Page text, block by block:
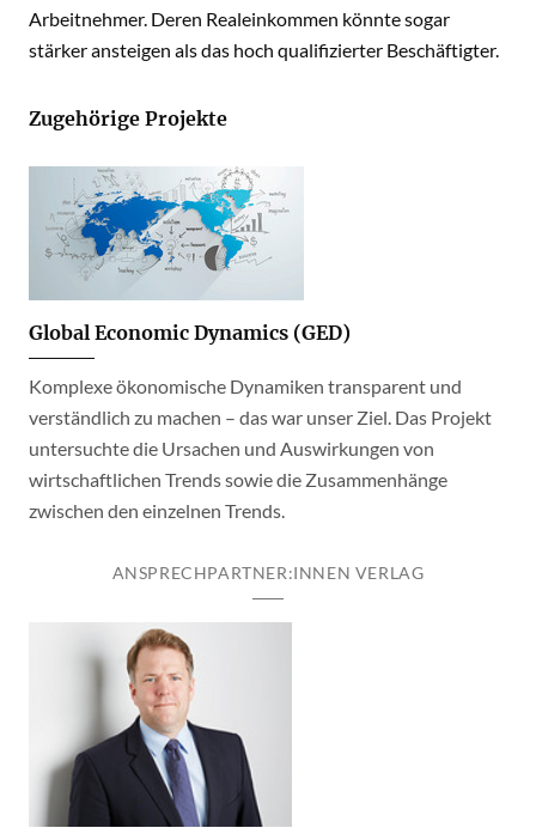
Arbeitnehmer. Deren Realeinkommen könnte sogar
stärker ansteigen als das hoch qualifizierter Beschäftigter.
Zugehörige Projekte
Global Economic Dynamics (GED)
Komplexe ökonomische Dynamiken transparent und
verständlich zu machen – das war unser Ziel. Das Projekt
untersuchte die Ursachen und Auswirkungen von
wirtschaftlichen Trends sowie die Zusammenhänge
zwischen den einzelnen Trends.
ANSPRECHPARTNER:INNEN VERLAG